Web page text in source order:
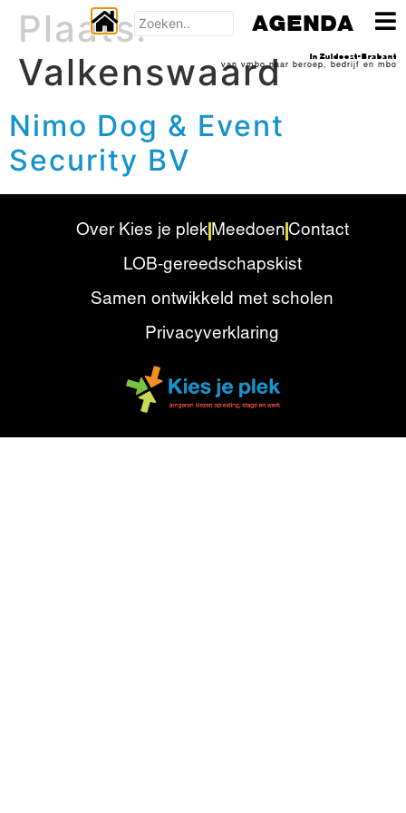
Plaats:
Valkenswaard
Nimo Dog & Event
Security BV
Over Kies je plek Meedoen Contact
LOB-gereedschapskist
Samen ontwikkeld met scholen
Privacyverklaring
AGENDA
In Zuidoost-Brabant
van vmbo naar beroep, bedrijf en mbo